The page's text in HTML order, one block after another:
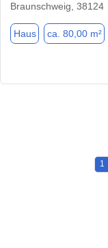
Braunschweig, 38124
Haus ca. 80,00 m²
1